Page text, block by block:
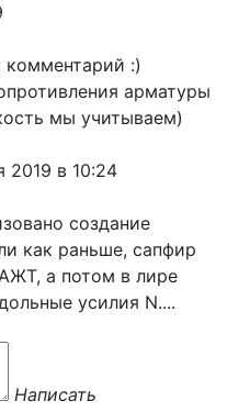
комментарий :)
арматуры
мы учитываем)
2019 в 10:24
создание
как раньше, сапфир
а потом в лире
усилия N....
Написать